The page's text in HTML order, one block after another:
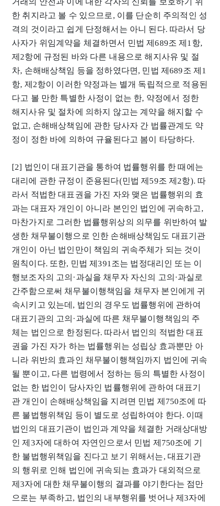
한 취지라고 볼 수 있으므로, 이를 단순히 주의적인 성
격의 것이라고 쉽게 단정해서는 아니 된다. 따라서 당
사자가 위임계약을 체결하면서 민법 제689조 제1항,
제2항에 규정된 바와 다른 내용으로 해지사유 및 절
차, 손해배상책임 등을 정하였다면, 민법 제689조 제1
항, 제2항이 이러한 약정과는 별개 독립적으로 적용된
다고 볼 만한 특별한 사정이 없는 한, 약정에서 정한
해지사유 및 절차에 의하지 않고는 계약을 해지할 수
없고, 손해배상책임에 관한 당사자 간 법률관계도 약
정이 정한 바에 의하여 규율된다고 봄이 타당하다.
[2] 법인이 대표기관을 통하여 법률행위를 한 때에는
대리에 관한 규정이 준용된다(민법 제59조 제2항). 따
라서 적법한 대표권을 가진 자와 맺은 법률행위의 효
과는 대표자 개인이 아니라 본인인 법인에 귀속하고,
마찬가지로 그러한 법률행위상의 의무를 위반하여 발
생한 채무불이행으로 인한 손해배상책임도 대표기관
개인이 아닌 법인만이 책임의 귀속주체가 되는 것이
원칙이다. 또한, 민법 제391조는 법정대리인 또는 이
행보조자의 고의·과실을 채무자 자신의 고의·과실로
간주함으로써 채무불이행책임을 채무자 본인에게 귀
속시키고 있는데, 법인의 경우도 법률행위에 관하여
대표기관의 고의·과실에 따른 채무불이행책임의 주
체는 법인으로 한정된다. 따라서 법인의 적법한 대표
권을 가진 자가 하는 법률행위는 성립상 효과뿐만 아
니라 위반의 효과인 채무불이행책임까지 법인에 귀속
될 뿐이고, 다른 법령에서 정하는 등의 특별한 사정이
없는 한 법인이 당사자인 법률행위에 관하여 대표기
관 개인이 손해배상책임을 지려면 민법 제750조에 따
른 불법행위책임 등이 별도로 성립하여야 한다. 이때
법인의 대표기관이 법인과 계약을 체결한 거래상대방
인 제3자에 대하여 자연인으로서 민법 제750조에 기
한 불법행위책임을 진다고 보기 위해서는, 대표기관
의 행위로 인해 법인에 귀속되는 효과가 대외적으로
제3자에 대한 채무불이행의 결과를 야기한다는 점만
으로는 부족하고, 법인의 내부행위를 벗어나 제3자에